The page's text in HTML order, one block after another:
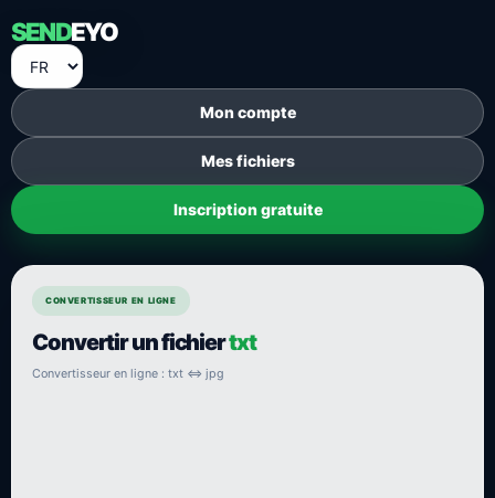
SENDEYO
Mon compte
Mes fichiers
Inscription gratuite
CONVERTISSEUR EN LIGNE
Convertir un fichiertxt
Convertisseur en ligne : txt ⇔ jpg